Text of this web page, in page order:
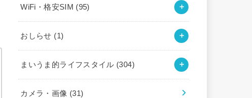
WiFi・格安SIM (95)
おしらせ (1)
まいうま的ライフスタイル (304)
カメラ・画像 (31)